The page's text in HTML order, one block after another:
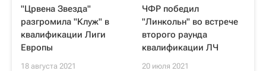
"Црвена Звезда"
разгромила "Клуж" в
квалификации Лиги
Европы
18 августа 2021
ЧФР победил
"Линкольн" во встрече
второго раунда
квалификации ЛЧ
20 июля 2021